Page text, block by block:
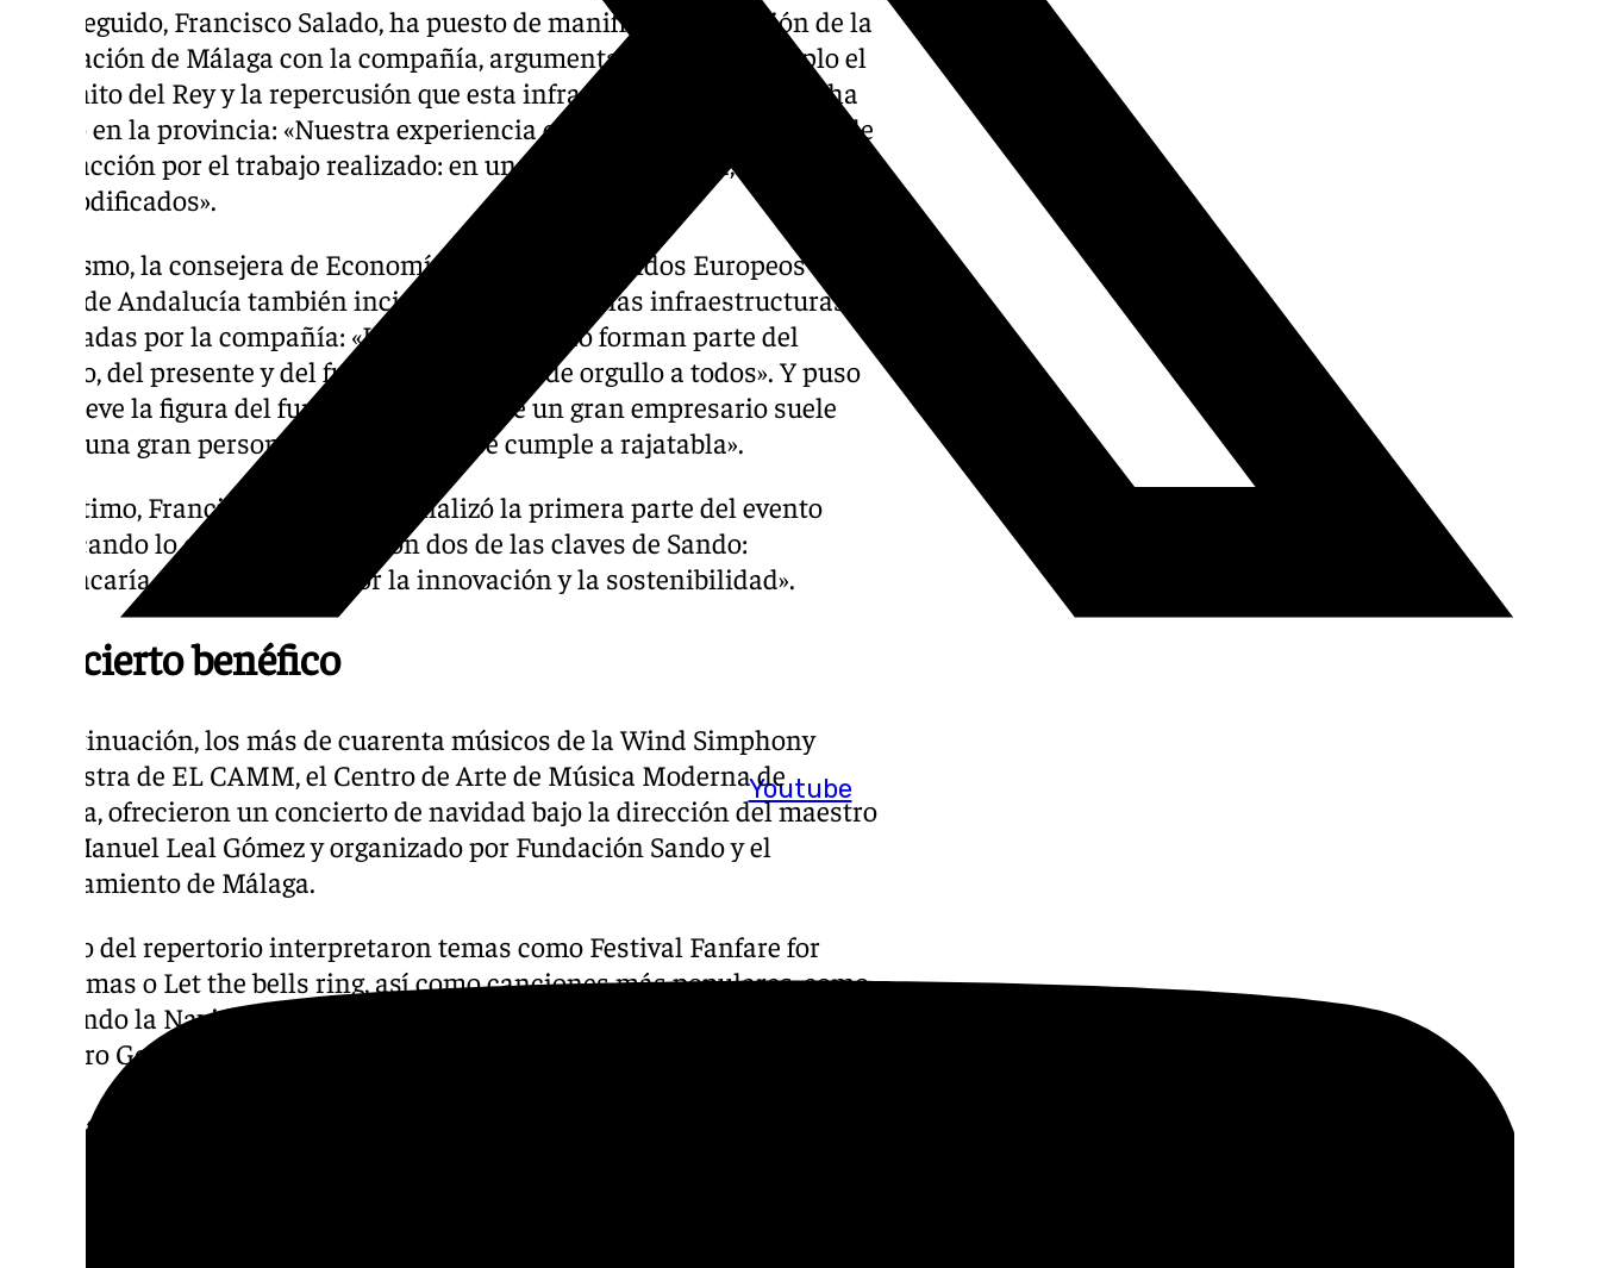
Youtube
Acto seguido, Francisco Salado, ha puesto de manifiesto la relación de la
Diputación de Málaga con la compañía, argumentando como ejemplo el
Caminito del Rey y la repercusión que esta infraestructura de Sando ha
tenido en la provincia: «Nuestra experiencia con Sando es un ejemplo de
satisfacción por el trabajo realizado: en un año, con garantía, calidad y
sin modificados».
Asimismo, la consejera de Economía, Hacienda y Fondos Europeos de la
Junta de Andalucía también incidió en el valor de las infraestructuras
ejecutadas por la compañía: «Las obras de Sando forman parte del
pasado, del presente y del futuro. Nos llenan de orgullo a todos». Y puso
en relieve la figura del fundador: «Detrás de un gran empresario suele
haber una gran persona y en José Luis se cumple a rajatabla».
Por último, Francisco de la Torre finalizó la primera parte del evento
destacando lo que ha su juicio son dos de las claves de Sando:
«Destacaría el compromiso por la innovación y la sostenibilidad».
Concierto benéfico
A continuación, los más de cuarenta músicos de la Wind Simphony
Orchestra de EL CAMM, el Centro de Arte de Música Moderna de
Málaga, ofrecieron un concierto de navidad bajo la dirección del maestro
José Manuel Leal Gómez y organizado por Fundación Sando y el
Ayuntamiento de Málaga.
Dentro del repertorio interpretaron temas como Festival Fanfare for
Christmas o Let the bells ring, así como canciones más populares, como
Cantando la Navidad, aunque destacaron especialmente las actuaciones
del Coro Gospel ELCAMM y del Coro Joven de Málaga.
50 años construyendo futuro